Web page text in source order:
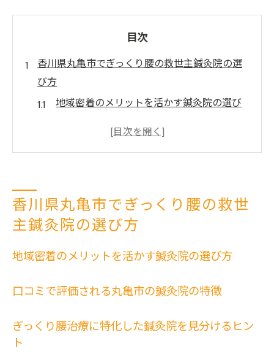
目次
香川県丸亀市でぎっくり腰の救世主鍼灸院の選
び方
地域密着のメリットを活かす鍼灸院の選び
初診の流れと鍼灸院選びのポイント
ぎっくり腰に効く施術メニューの種類
ト
ぎっくり腰を和らげる丸亀市の鍼灸院が人気の
丸亀市の鍼灸院が選ばれる理由
香川県丸亀市でぎっくり腰の救世
主鍼灸院の選び方
地域密着のメリットを活かす鍼灸院の選び方
口コミで評価される丸亀市の鍼灸院の特徴
ぎっくり腰治療に特化した鍼灸院を見分けるヒン
ト